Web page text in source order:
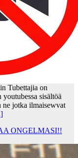
Tubettajia on
sisältöä
ne jotka ilmaisewvat
ONGELMASI!!